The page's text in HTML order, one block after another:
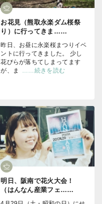
お花見（熊取永楽ダム桜祭
り）に行ってきま……
昨日、お昼に永楽桜まつりイベ
ントに行ってきました。 少し
花びらが落ちてしまってます
が、ま
……続きを読む
明日、阪南で花火大会！
（はんなん産業フェ……